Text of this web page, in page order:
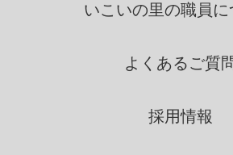
ために、適正な監督
いこいの里の職員に
よくあるご質
採用情報